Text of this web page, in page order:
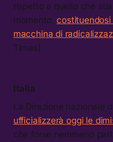
rispetto a quello che
momento,
macchina di
Times)
Italia
La Direzione nazionale
ufficializzerà oggi le
che forse nemmeno